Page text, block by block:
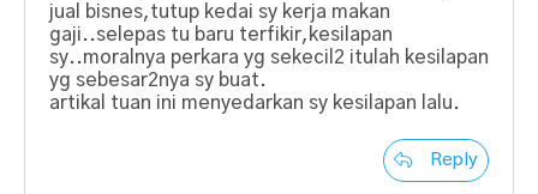
jual bisnes,tutup kedai sy kerja makan
gaji..selepas tu baru terfikir,kesilapan
sy..moralnya perkara yg sekecil2 itulah kesilapan
yg sebesar2nya sy buat.
artikal tuan ini menyedarkan sy kesilapan lalu.
Reply